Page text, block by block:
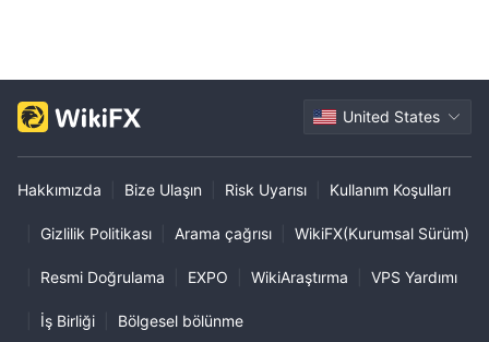
United States
Hakkımızda Bize Ulaşın Risk Uyarısı Kullanım Koşulları
Gizlilik Politikası Arama çağrısı WikiFX(Kurumsal Sürüm)
Resmi Doğrulama EXPO WikiAraştırma VPS Yardımı
İş Birliği Bölgesel bölünme